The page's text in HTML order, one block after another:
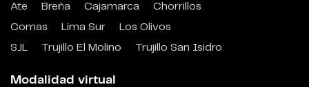
Ate Breña Cajamarca
Chorrillos
Comas
Lima Sur
Los Olivos
SJL
Trujillo El Molino Trujillo San Isidro
Modalidad virtual